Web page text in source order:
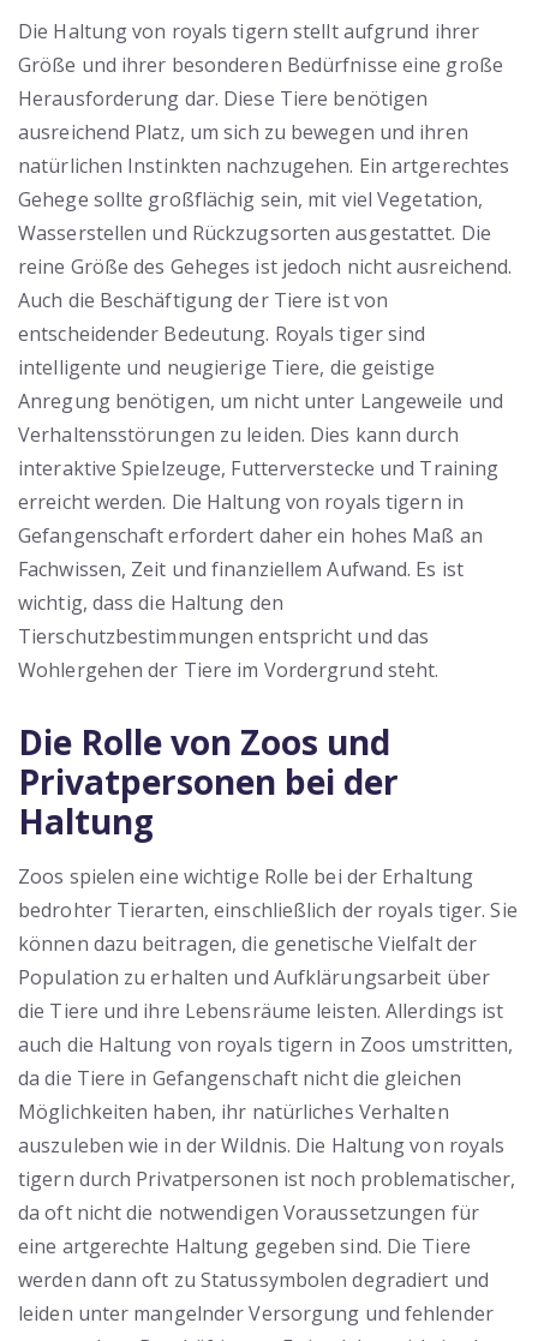
Die Haltung von royals tigern stellt aufgrund ihrer
Größe und ihrer besonderen Bedürfnisse eine große
Herausforderung dar. Diese Tiere benötigen
ausreichend Platz, um sich zu bewegen und ihren
natürlichen Instinkten nachzugehen. Ein artgerechtes
Gehege sollte großflächig sein, mit viel Vegetation,
Wasserstellen und Rückzugsorten ausgestattet. Die
reine Größe des Geheges ist jedoch nicht ausreichend.
Auch die Beschäftigung der Tiere ist von
entscheidender Bedeutung. Royals tiger sind
intelligente und neugierige Tiere, die geistige
Anregung benötigen, um nicht unter Langeweile und
Verhaltensstörungen zu leiden. Dies kann durch
interaktive Spielzeuge, Futterverstecke und Training
erreicht werden. Die Haltung von royals tigern in
Gefangenschaft erfordert daher ein hohes Maß an
Fachwissen, Zeit und finanziellem Aufwand. Es ist
wichtig, dass die Haltung den
Tierschutzbestimmungen entspricht und das
Wohlergehen der Tiere im Vordergrund steht.
Die Rolle von Zoos und
Privatpersonen bei der
Haltung
Zoos spielen eine wichtige Rolle bei der Erhaltung
bedrohter Tierarten, einschließlich der royals tiger. Sie
können dazu beitragen, die genetische Vielfalt der
Population zu erhalten und Aufklärungsarbeit über
die Tiere und ihre Lebensräume leisten. Allerdings ist
auch die Haltung von royals tigern in Zoos umstritten,
da die Tiere in Gefangenschaft nicht die gleichen
Möglichkeiten haben, ihr natürliches Verhalten
auszuleben wie in der Wildnis. Die Haltung von royals
tigern durch Privatpersonen ist noch problematischer,
da oft nicht die notwendigen Voraussetzungen für
eine artgerechte Haltung gegeben sind. Die Tiere
werden dann oft zu Statussymbolen degradiert und
leiden unter mangelnder Versorgung und fehlender